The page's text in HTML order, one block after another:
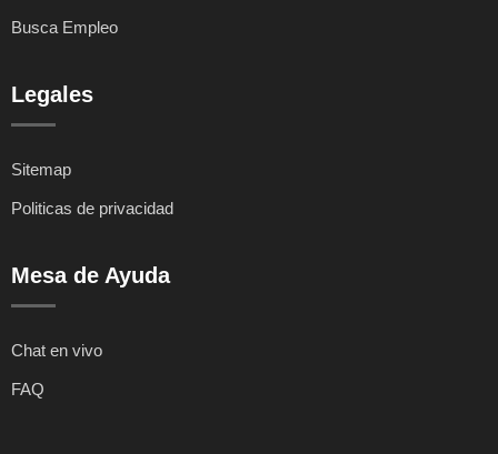
Busca Empleo
Legales
Sitemap
Politicas de privacidad
Mesa de Ayuda
Chat en vivo
FAQ